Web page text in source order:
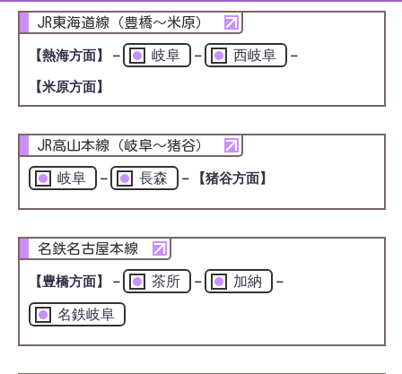
JR東海道線（豊橋～米原）
【熱海方面】 － 岐阜 － 西岐阜
－
【米原方面】
JR高山本線（岐阜～猪谷）
岐阜 － 長森 － 【猪谷方面】
名鉄名古屋本線
【豊橋方面】 － 茶所 － 加納 －
名鉄岐阜